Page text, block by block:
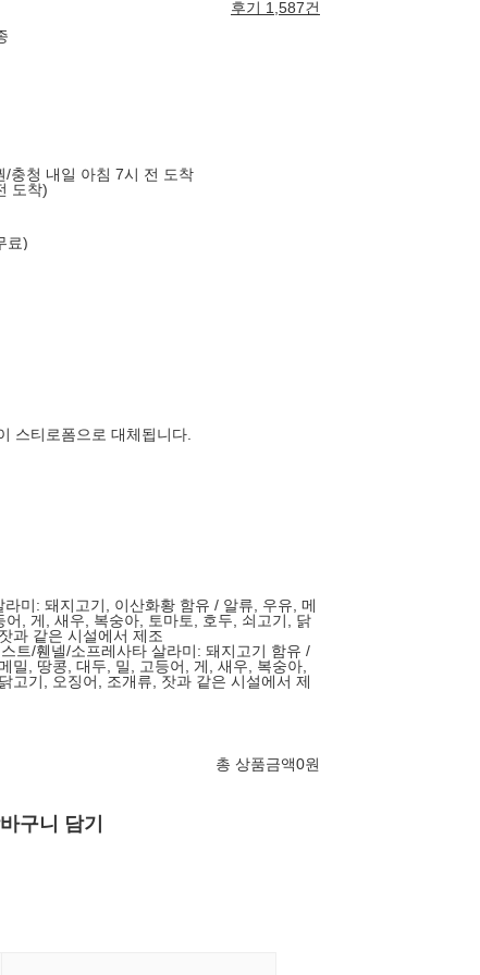
후기 1,587건
/충청 내일 아침 7시 전 도착
도착)
료)
스티로폼으로 대체됩니다.
미: 돼지고기, 이산화황 함유 / 알류, 우유, 메
어, 게, 새우, 복숭아, 토마토, 호두, 쇠고기, 닭
과 같은 시설에서 제조
트/휀넬/소프레사타 살라미: 돼지고기 함유 /
밀, 땅콩, 대두, 밀, 고등어, 게, 새우, 복숭아,
고기, 오징어, 조개류, 잣과 같은 시설에서 제
총 상품금액0원
구니 담기